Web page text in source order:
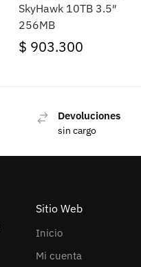
SkyHawk 10TB 3.5″
256MB
$ 903.300
Devoluciones
sin cargo
Sitio Web
Inicio
Mi cuenta